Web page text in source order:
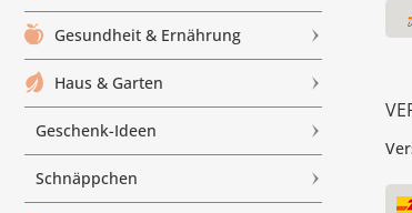
Gesundheit & Ernährung
Haus & Garten
Geschenk-Ideen
Schnäppchen